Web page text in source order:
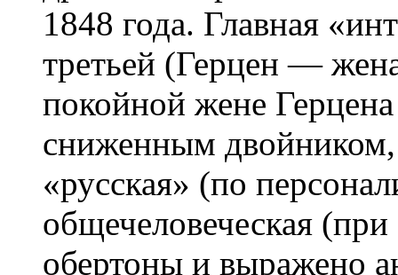
1848 года. Главная
третьей (Герцен —
покойной жене
сниженным
«русская» (по
общечеловеческая
обертоны и выражено